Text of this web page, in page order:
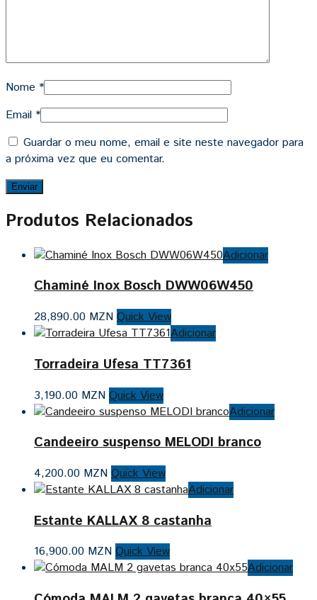
Nome *
Email *
Guardar o meu nome, email e site neste navegador para
a próxima vez que eu comentar.
Produtos Relacionados
Adicionar
Chaminé Inox Bosch DWW06W450
28,890.00 MZN Quick View
Adicionar
Torradeira Ufesa TT7361
3,190.00 MZN Quick View
Adicionar
Candeeiro suspenso MELODI branco
4,200.00 MZN Quick View
Adicionar
Estante KALLAX 8 castanha
16,900.00 MZN Quick View
Adicionar